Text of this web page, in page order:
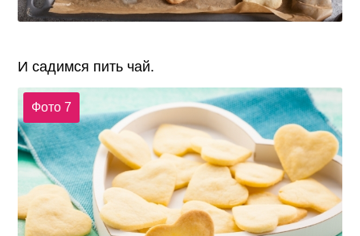
И садимся пить чай.
Фото 7